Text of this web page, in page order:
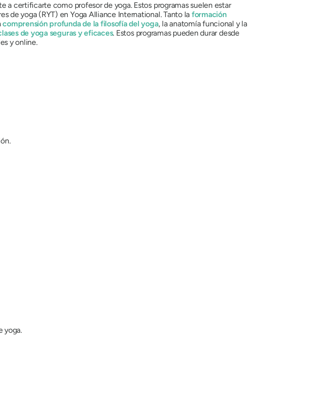
a certificarte como profesor de yoga. Estos programas suelen estar
de yoga (RYT) en Yoga Alliance International. Tanto la formación
comprensión profunda de la filosofía del yoga, la anatomía funcional y la
de yoga seguras y eficaces. Estos programas pueden durar desde
y online.
yoga.